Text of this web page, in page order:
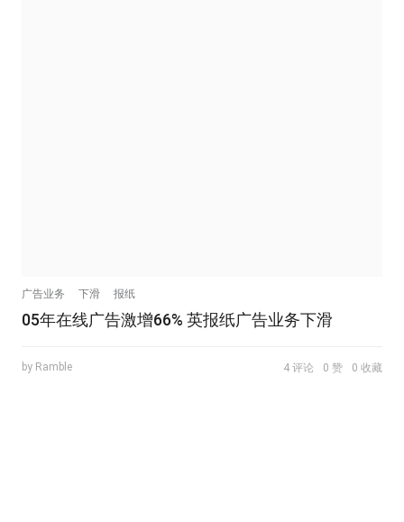
广告业务 下滑 报纸
05年在线广告激增66% 英报纸广告业务下滑
by Ramble 4 评论 0 赞 0 收藏